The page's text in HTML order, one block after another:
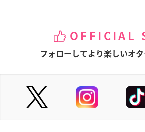
OFFICIAL
フォローしてより楽しいオタ